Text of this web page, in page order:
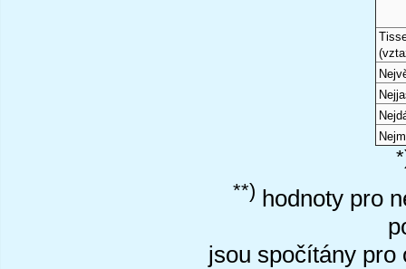
**) hodnoty pro
jsou spočítány pro